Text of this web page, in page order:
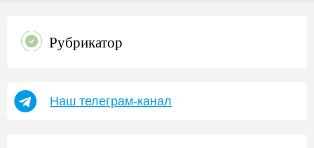
Рубрикатор
Наш телеграм-канал